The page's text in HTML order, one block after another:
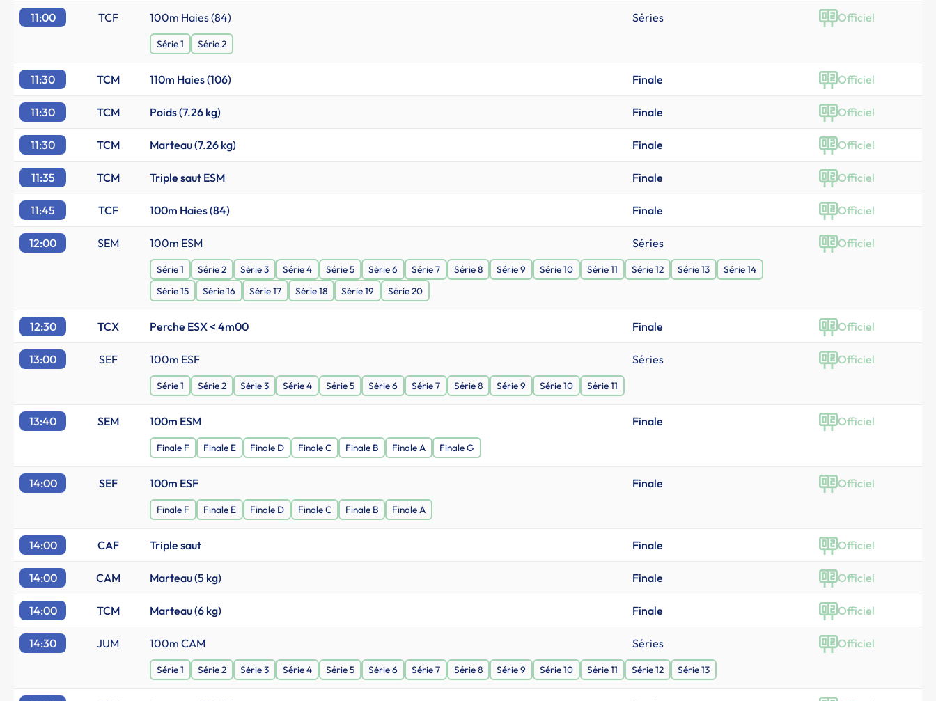
11:00 TCF 100m Haies (84) Séries Officiel
Série 1 Série 2
11:30 TCM 110m Haies (106) Finale Officiel
11:30 TCM Poids (7.26 kg) Finale Officiel
11:30 TCM Marteau (7.26 kg) Finale Officiel
11:35 TCM Triple saut ESM Finale Officiel
11:45 TCF 100m Haies (84) Finale Officiel
12:00 SEM 100m ESM Séries Officiel
Série 1 Série 2 Série 3 Série 4 Série 5 Série 6 Série 7 Série 8 Série 9 Série 10 Série 11 Série 12 Série 13
Série 14
Série 15
Série 16 Série 17 Série 18 Série 19 Série 20
12:30 TCX Perche ESX < 4m00 Finale Officiel
13:00 SEF 100m ESF Séries Officiel
Série 1 Série 2 Série 3 Série 4 Série 5 Série 6 Série 7 Série 8 Série 9 Série 10 Série 11
13:40 SEM 100m ESM Finale Officiel
Finale F Finale E Finale D Finale C Finale B Finale A Finale G
14:00 SEF 100m ESF Finale Officiel
Finale F Finale E Finale D Finale C Finale B Finale A
14:00 CAF Triple saut Finale Officiel
14:00 CAM Marteau (5 kg) Finale Officiel
14:00 TCM Marteau (6 kg) Finale Officiel
14:30 JUM 100m CAM Séries Officiel
Série 1 Série 2 Série 3 Série 4 Série 5 Série 6 Série 7 Série 8 Série 9 Série 10 Série 11 Série 12 Série 13